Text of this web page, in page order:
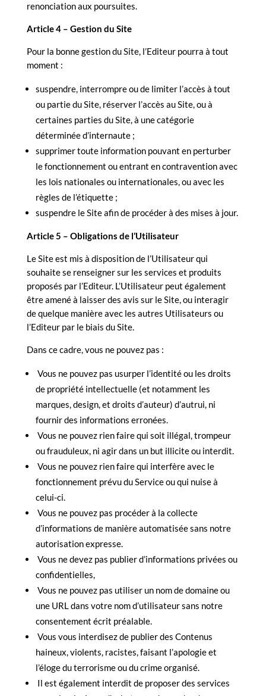
renonciation aux poursuites.
Article 4 – Gestion du Site
Pour la bonne gestion du Site, l’Editeur pourra à tout
moment :
suspendre, interrompre ou de limiter l’accès à tout
ou partie du Site, réserver l’accès au Site, ou à
certaines parties du Site, à une catégorie
déterminée d’internaute ;
supprimer toute information pouvant en perturber
le fonctionnement ou entrant en contravention avec
les lois nationales ou internationales, ou avec les
règles de l’étiquette ;
suspendre le Site afin de procéder à des mises à jour.
Article 5 – Obligations de l’Utilisateur
Le Site est mis à disposition de l’Utilisateur qui
souhaite se renseigner sur les services et produits
proposés par l’Editeur. L’Utilisateur peut également
être amené à laisser des avis sur le Site, ou interagir
de quelque manière avec les autres Utilisateurs ou
l’Editeur par le biais du Site.
Dans ce cadre, vous ne pouvez pas :
Vous ne pouvez pas usurper l’identité ou les droits
de propriété intellectuelle (et notamment les
marques, design, et droits d’auteur) d’autrui, ni
fournir des informations erronées.
Vous ne pouvez rien faire qui soit illégal, trompeur
ou frauduleux, ni agir dans un but illicite ou interdit.
Vous ne pouvez rien faire qui interfère avec le
fonctionnement prévu du Service ou qui nuise à
celui-ci.
Vous ne pouvez pas procéder à la collecte
d’informations de manière automatisée sans notre
autorisation expresse.
Vous ne devez pas publier d’informations privées ou
confidentielles,
Vous ne pouvez pas utiliser un nom de domaine ou
une URL dans votre nom d’utilisateur sans notre
consentement écrit préalable.
Vous vous interdisez de publier des Contenus
haineux, violents, racistes, faisant l’apologie et
l’éloge du terrorisme ou du crime organisé.
Il est également interdit de proposer des services